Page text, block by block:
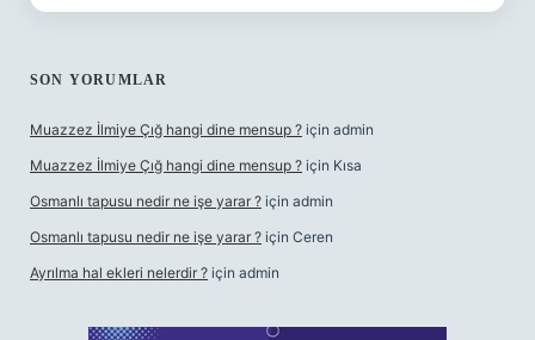
SON YORUMLAR
Muazzez İlmiye Çığ hangi dine mensup ? için admin
Muazzez İlmiye Çığ hangi dine mensup ? için Kısa
Osmanlı tapusu nedir ne işe yarar ? için admin
Osmanlı tapusu nedir ne işe yarar ? için Ceren
Ayrılma hal ekleri nelerdir ? için admin